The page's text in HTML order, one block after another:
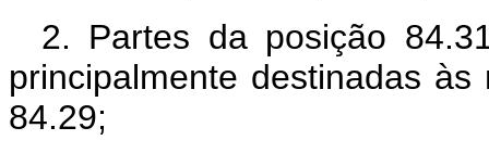
2. Partes da posição
principalmente destinadas
84.29;